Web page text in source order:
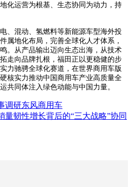
化运营为根基、生态协同为动力，持
混动、氢燃料等新能源车型海外投
属地化布局，完善全球化人才体系，
。从产品输出迈向生态出海，从技术
走向品牌扎根，福田正以更稳健的步
力驰骋全球化赛道，在世界商用车版
核实力推动中国商用车产业高质量全
共同体注入绿色动能与中国力量。
调研东风商用车
量韧性增长背后的“三大战略”协同